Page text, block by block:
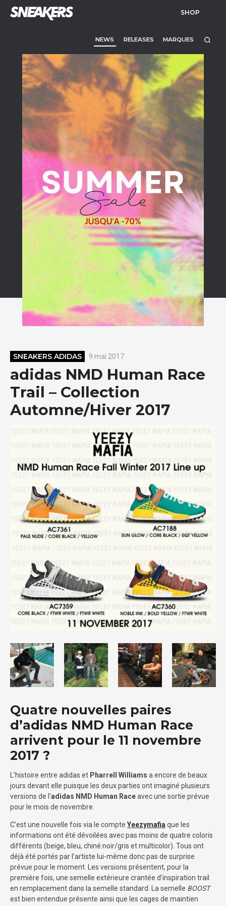
SHOP
NEWS RELEASES MARQUES
SNEAKERS ADIDAS 9 mai 2017
adidas NMD Human Race
Trail – Collection
Automne/Hiver 2017
Quatre nouvelles paires
d’adidas NMD Human Race
arrivent pour le 11 novembre
2017 ?
L’histoire entre adidas et Pharrell Williams a encore de beaux
jours devant elle puisque les deux parties ont imaginé plusieurs
versions de l’adidas NMD Human Raceavec une sortie prévue
pour le mois de novembre.
C’est une nouvelle fois via le compte Yeezymafia que les
informations ont été dévoilées avec pas moins de quatre coloris
différents (beige, bleu, chiné noir/gris et multicolor). Tous ont
déjà été portés par l’artiste lui-même donc pas de surprise
prévue pour le moment. Les versions présentent, pour la
première fois, une semelle extérieure crantée d’inspiration trail
en remplacement dans la semelle standard. La semelle BOOST
est bien entendue présente ainsi que les cages de maintien